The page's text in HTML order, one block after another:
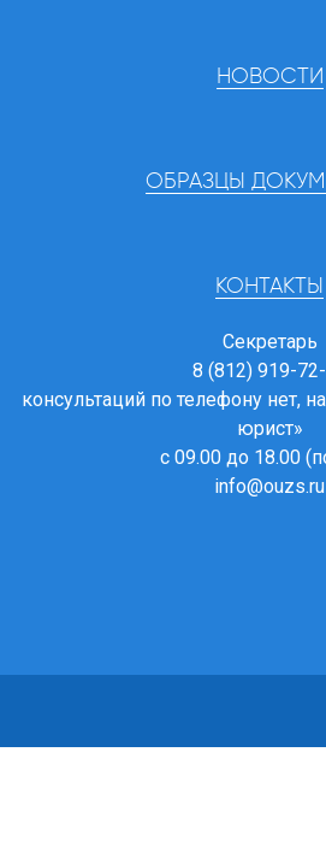
НОВОСТИ
ОБРАЗЦЫ
КОНТАКТЫ
Секретарь
8 (812) 919-
консультаций по телефону нет,
юрист»
с 09.00 до 18.00
info@ouzs.ru